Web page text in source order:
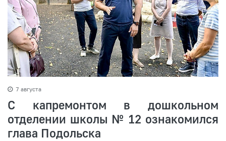
7 августа
С капремонтом в дошкольном
отделении школы № 12 ознакомился
глава Подольска